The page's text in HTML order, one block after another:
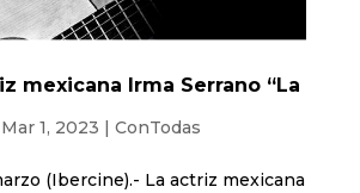
mexicana Irma Serrano “La
Mar 1, 2023 ConTodas
(Ibercine).- La actriz mexicana